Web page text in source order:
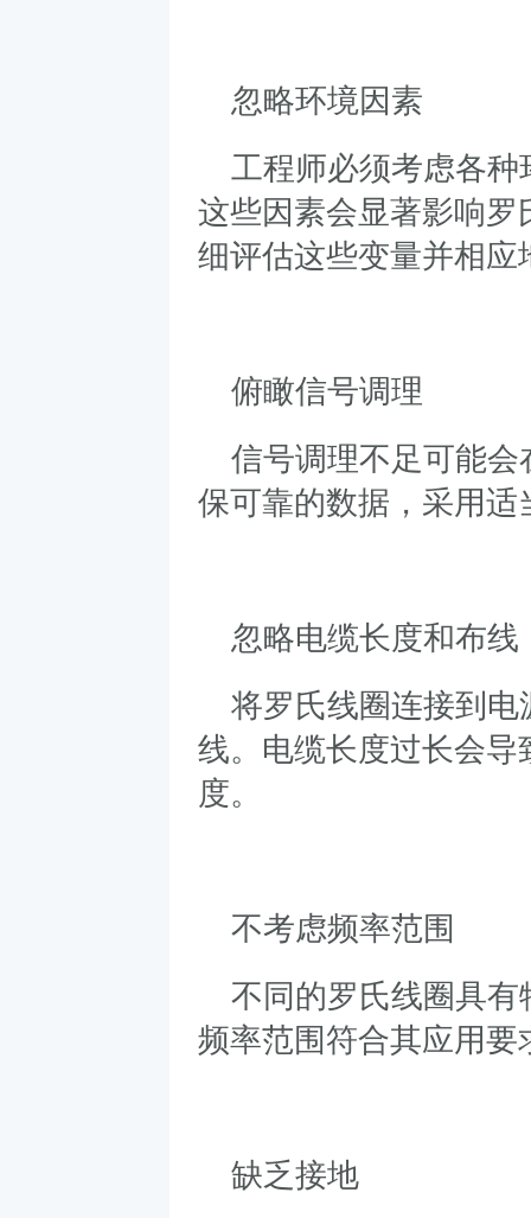
忽略环境因素
工程师必须考虑各
这些因素会显著影响
细评估这些变量并相
俯瞰信号调理
信号调理不足可能
保可靠的数据，采用
忽略电缆长度和布线
将罗氏线圈连接到
线。电缆长度过长会
度。
不考虑频率范围
不同的罗氏线圈具
频率范围符合其应用
缺乏接地